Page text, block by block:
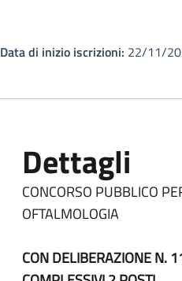
Data di inizio iscrizioni: 22/11/
Dettagli
CONCORSO PUBBLICO
OFTALMOLOGIA
CON DELIBERAZIONE N.